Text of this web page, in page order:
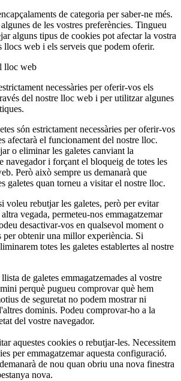
de categoria per saber-ne més.
de les vostres preferències. Tingueu
alguns tipus de cookies pot afectar la vostra
llocs web i els serveis que podem oferir.
lloc web
necessàries per oferir-vos els
del nostre lloc web i per utilitzar algunes
són estrictament necessàries per oferir-vos
afectarà el funcionament del nostre lloc.
o eliminar les galetes canviant la
navegador i forçant el bloqueig de totes les
Però això sempre us demanarà que
galetes quan torneu a visitar el nostre lloc.
voleu rebutjar les galetes, però per evitar
vegada, permeteu-nos emmagatzemar
desactivar-vos en qualsevol moment o
per obtenir una millor experiència. Si
totes les galetes establertes al nostre
de galetes emmagatzemades al vostre
perquè pugueu comprovar què hem
de seguretat no podem mostrar ni
dominis. Podeu comprovar-ho a la
del vostre navegador.
aquestes cookies o rebutjar-les. Necessitem
per emmagatzemar aquesta configuració.
de nou quan obriu una nova finestra
nova.